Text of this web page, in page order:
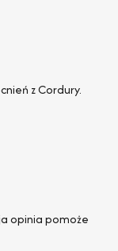
z Cordury.
opinia pomoże